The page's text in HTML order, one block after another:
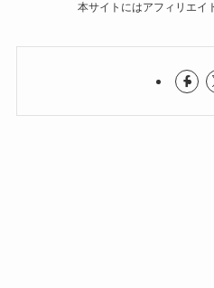
本サイトにはアフィリエイ